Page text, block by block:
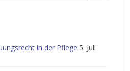
in der Pflege 5. Juli